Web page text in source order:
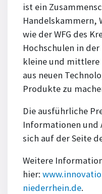
ist ein
Handelskammern,
wie der WFG des
Hochschulen in
kleine und
aus neuen
Produkte zu
Die ausführliche
Informationen und
sich auf der Seite
Weitere
hier:
niederrhein.de.